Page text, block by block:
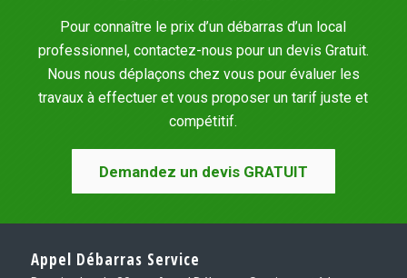
Pour connaître le prix d’un débarras d’un local
professionnel, contactez-nous pour un devis Gratuit.
Nous nous déplaçons chez vous pour évaluer les
travaux à effectuer et vous proposer un tarif juste et
compétitif.
Demandez un devis GRATUIT
Appel Débarras Service